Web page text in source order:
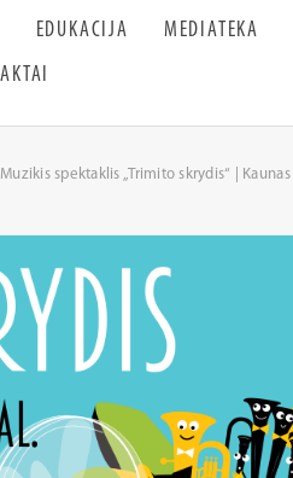
EDUKACIJA MEDIATEKA
Muzikis spektaklis „Trimito skrydis“ | Kaunas